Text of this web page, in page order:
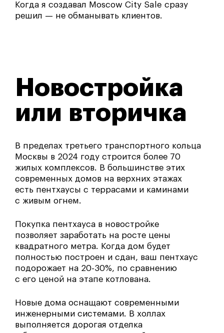
Когда я создавал Moscow City Sale сразу
решил — не обманывать клиентов.
Новостройка
или вторичка
В пределах третьего транспортного кольца
Москвы в 2024 году строится более 70
жилых комплексов. В большинстве этих
современных домов на верхних этажах
есть пентхаусы с террасами и каминами
с живым огнем.
Покупка пентхауса в новостройке
позволяет заработать на росте цены
квадратного метра. Когда дом будет
полностью построен и сдан, ваш пентхаус
подорожает на 20-30%, по сравнению
с его ценой на этапе котлована.
Новые дома оснащают современными
инженерными системами. В холлах
выполняется дорогая отделка